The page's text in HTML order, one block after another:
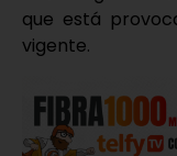
que está
vigente.